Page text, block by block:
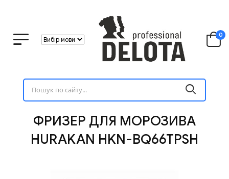
0
ФРИЗЕР ДЛЯ МОРОЗИВА
HURAKAN HKN-BQ66TPSH